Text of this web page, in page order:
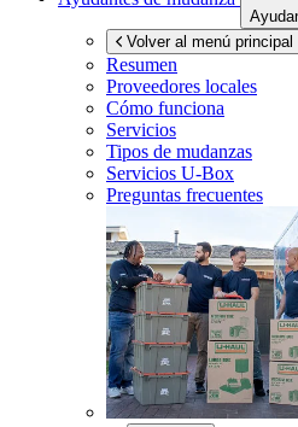
Volver al menú principal
Resumen
Proveedores locales
Cómo funciona
Servicios
Tipos de mudanzas
Servicios U-Box
Preguntas frecuentes